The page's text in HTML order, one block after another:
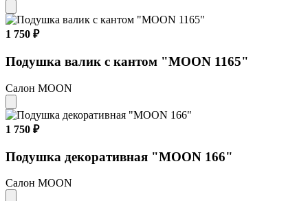
1 750 ₽
Подушка валик с кантом "MOON 1165"
Салон MOON
1 750 ₽
Подушка декоративная "MOON 166"
Салон MOON